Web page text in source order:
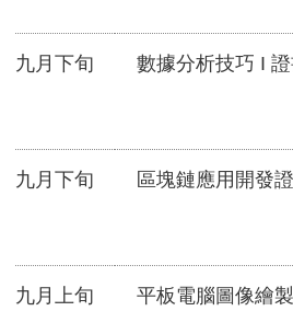
九月下旬 數據分析技巧 I
九月下旬 區塊鏈應用開發
九月上旬
平板電腦圖像繪